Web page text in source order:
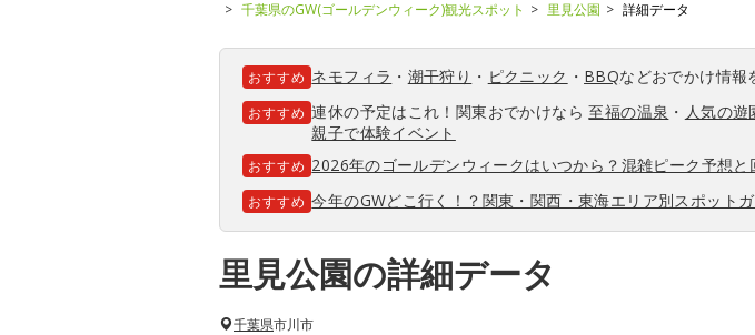
千葉県のGW(ゴールデンウィーク)観光スポット
里見公園 詳細データ
おすすめ ネモフィラ ・ 潮干狩り ・ ピクニック ・ BBQなどおでかけ情報
おすすめ 連休の予定はこれ！関東おでかけなら至福の温泉 ・ 人気の遊
親子で体験イベント
おすすめ 2026年のゴールデンウィークはいつから？混雑ピーク予想と
おすすめ 今年のGWどこ行く！？関東・関西・東海エリア別スポット
里見公園の詳細データ
千葉県市川市